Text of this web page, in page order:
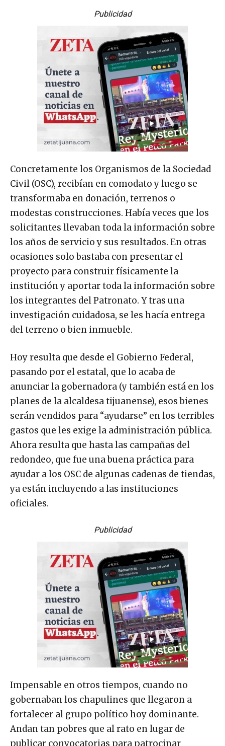
Publicidad
Concretamente los Organismos de la Sociedad
Civil (OSC), recibían en comodato y luego se
transformaba en donación, terrenos o
modestas construcciones. Había veces que los
solicitantes llevaban toda la información sobre
los años de servicio y sus resultados. En otras
ocasiones solo bastaba con presentar el
proyecto para construir físicamente la
institución y aportar toda la información sobre
los integrantes del Patronato. Y tras una
investigación cuidadosa, se les hacía entrega
del terreno o bien inmueble.
Hoy resulta que desde el Gobierno Federal,
pasando por el estatal, que lo acaba de
anunciar la gobernadora (y también está en los
planes de la alcaldesa tijuanense), esos bienes
serán vendidos para “ayudarse” en los terribles
gastos que les exige la administración pública.
Ahora resulta que hasta las campañas del
redondeo, que fue una buena práctica para
ayudar a los OSC de algunas cadenas de tiendas,
ya están incluyendo a las instituciones
oficiales.
Publicidad
Impensable en otros tiempos, cuando no
gobernaban los chapulines que llegaron a
fortalecer al grupo político hoy dominante.
Andan tan pobres que al rato en lugar de
publicar convocatorias para patrocinar